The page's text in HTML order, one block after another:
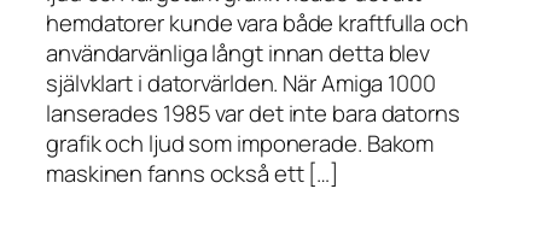
hemdatorer kunde vara både kraftfulla och
användarvänliga långt innan detta blev
självklart i datorvärlden. När Amiga 1000
lanserades 1985 var det inte bara datorns
grafik och ljud som imponerade. Bakom
maskinen fanns också ett […]